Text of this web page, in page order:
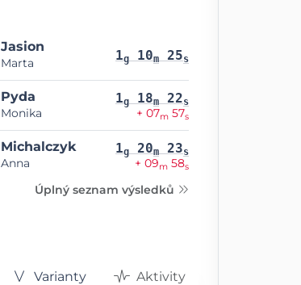
Jasion
Marta 1g10m25s
Pyda
Monika
1g18m22s
+ 07m57s
Michalczyk
Anna
1g20m23s
+ 09m58s
Úplný seznam výsledků
Varianty Aktivity